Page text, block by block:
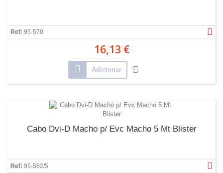
Ref: 95-570
16,13 €
Adicionar
Cabo Dvi-D Macho p/ Evc Macho 5 Mt Blister
Ref: 95-582/5